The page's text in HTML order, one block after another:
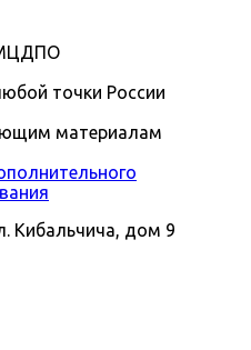
МЦДПО
точки России
материалам
Кибальчича, дом 9